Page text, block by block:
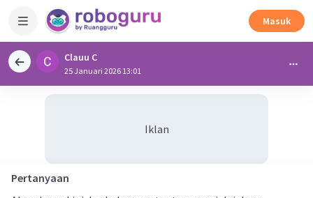
Masuk
Clauu C
25 Januari 2026 13:01
Iklan
Pertanyaan